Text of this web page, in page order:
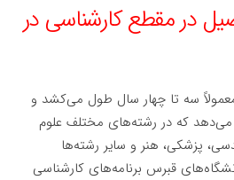
در مقطع کارشناسی در
سه تا چهار سال طول می‌کشد و
می‌دهد که در رشته‌های مختلف علوم
پزشکی، هنر و سایر رشته‌ها
قبرس برنامه‌های کارشناسی